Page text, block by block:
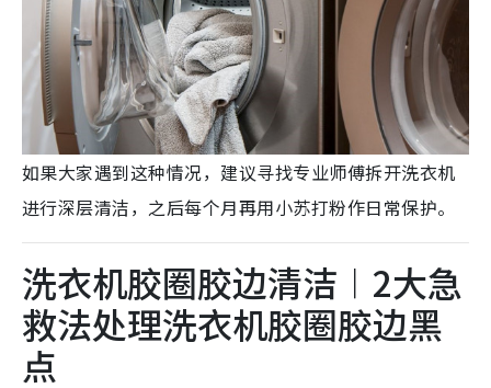
如果大家遇到这种情况，建议寻找专业师傅拆开洗衣机
进行深层清洁，之后每个月再用小苏打粉作日常保护。
洗衣机胶圈胶边清洁︱2大急
救法处理洗衣机胶圈胶边黑
点